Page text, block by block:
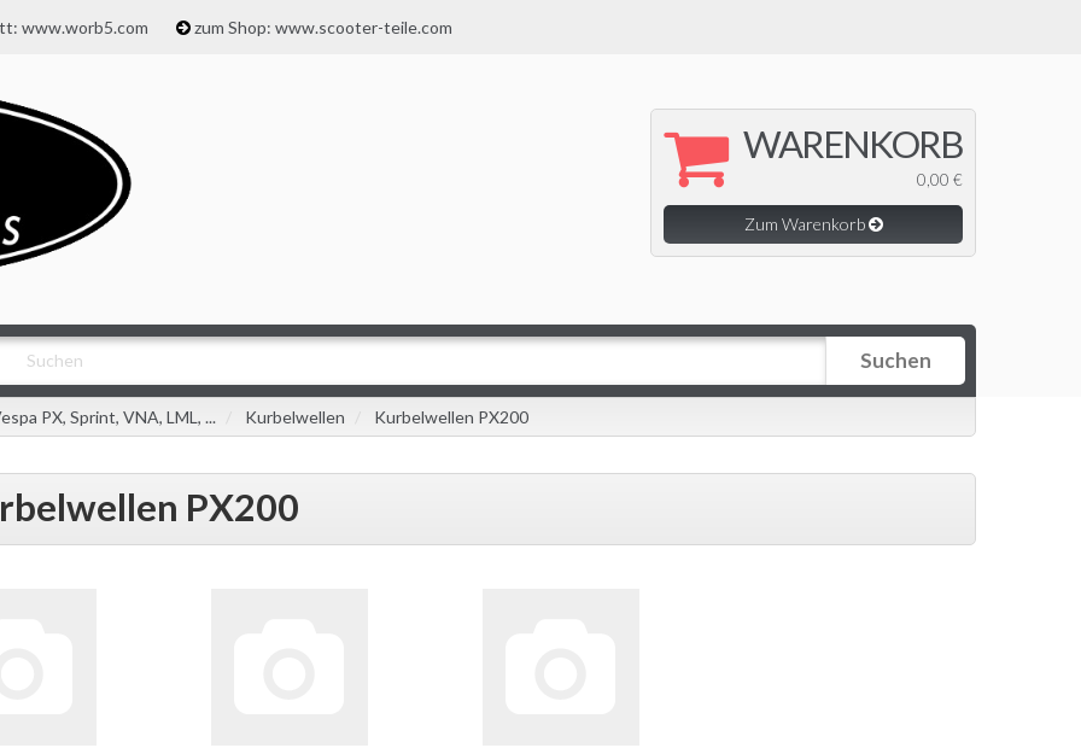
www.worb5.com zum Shop: www.scooter-teile.com
WARENKORB
0,00 €
Zum Warenkorb
Suchen
PX, Sprint, VNA, LML, ... Kurbelwellen Kurbelwellen PX200
PX200